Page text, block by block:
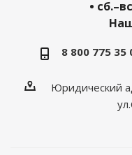
•
8 800 775 35
Юридический